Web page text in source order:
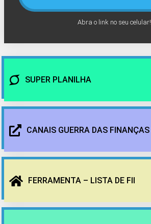
Abra o link no seu celular!
SUPER PLANILHA
CANAIS GUERRA DAS FINANÇAS
FERRAMENTA – LISTA DE FII